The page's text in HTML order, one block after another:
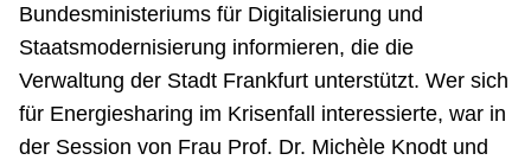
Bundesministeriums für Digitalisierung und
Staatsmodernisierung informieren, die die
Verwaltung der Stadt Frankfurt unterstützt. Wer sich
für Energiesharing im Krisenfall interessierte, war in
der Session von Frau Prof. Dr. Michèle Knodt und